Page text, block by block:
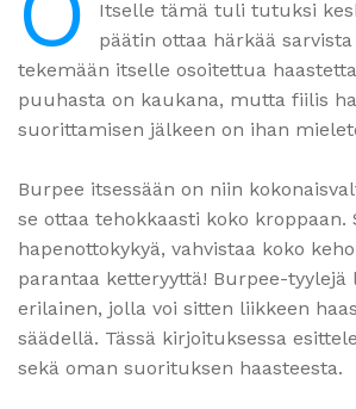
Itselle tämä tuli tutuksi
päätin ottaa härkää
tekemään itselle osoitettua
puuhasta on kaukana, mutta fiilis
suorittamisen jälkeen on ihan
Burpee itsessään on niin
se ottaa tehokkaasti koko kroppaan.
hapenottokykyä, vahvistaa koko
parantaa ketteryyttä! Burpee-
erilainen, jolla voi sitten liikkeen
säädellä. Tässä kirjoituksessa
sekä oman suorituksen haasteesta.